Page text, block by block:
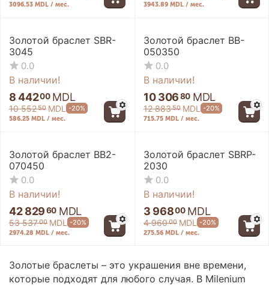
Золотые браслеты – это украшения вне времени,
которые подходят для любого случая. В Milenium
3096.53 MDL / мес. 3943.89 MDL / мес.
Золотой браслет SBR-
3045
0.0
В наличии!
8 44200 MDL
10 55250 MDL -20%
586.25 MDL / мес.
Золотой браслет BB-
050350
0.0
В наличии!
10 30680 MDL
12 88350 MDL -20%
715.75 MDL / мес.
Золотой браслет BB2-
070450
0.0
В наличии!
42 82960 MDL
53 53700 MDL -20%
2974.28 MDL / мес.
Золотой браслет SBRP-
2030
0.0
В наличии!
3 96800 MDL
4 96000 MDL -20%
275.56 MDL / мес.